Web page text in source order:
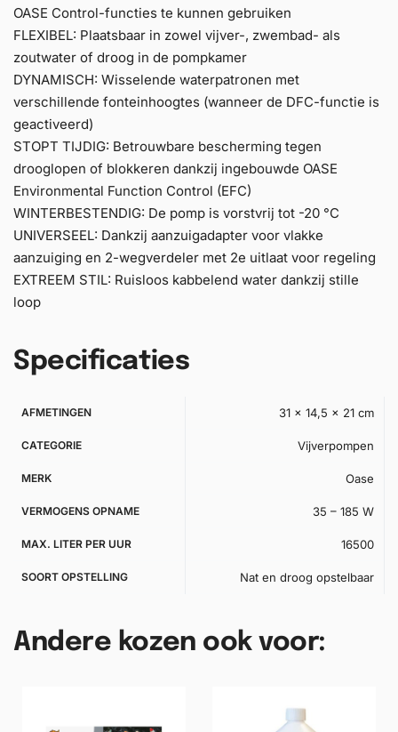
OASE Control-functies te kunnen gebruiken
FLEXIBEL: Plaatsbaar in zowel vijver-, zwembad- als
zoutwater of droog in de pompkamer
DYNAMISCH: Wisselende waterpatronen met
verschillende fonteinhoogtes (wanneer de DFC-functie is
geactiveerd)
STOPT TIJDIG: Betrouwbare bescherming tegen
drooglopen of blokkeren dankzij ingebouwde OASE
Environmental Function Control (EFC)
WINTERBESTENDIG: De pomp is vorstvrij tot -20 °C
UNIVERSEEL: Dankzij aanzuigadapter voor vlakke
aanzuiging en 2-wegverdeler met 2e uitlaat voor regeling
EXTREEM STIL: Ruisloos kabbelend water dankzij stille
loop
Specificaties
AFMETINGEN 31 × 14,5 × 21 cm
CATEGORIE Vijverpompen
MERK Oase
VERMOGENS OPNAME 35 – 185 W
MAX. LITER PER UUR 16500
SOORT OPSTELLING Nat en droog opstelbaar
Andere kozen ook voor: